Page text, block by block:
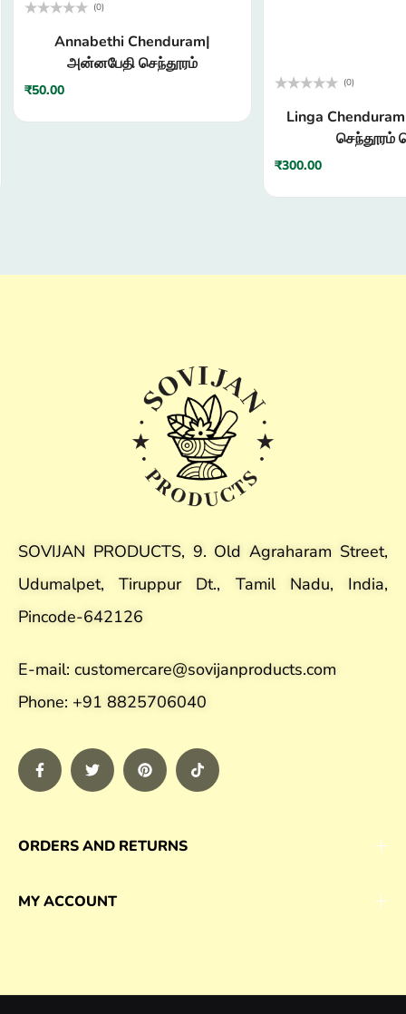
(0)
Annabethi Chenduram|
அன்னபேதி செந்தூரம்
₹50.00 (0)
Linga
செந்தூரம்
₹300.00
SOVIJAN PRODUCTS, 9. Old Agraharam Street,
Udumalpet, Tiruppur Dt., Tamil Nadu, India,
Pincode-642126
E-mail: customercare@sovijanproducts.com
Phone: +91 8825706040
ORDERS AND RETURNS
MY ACCOUNT